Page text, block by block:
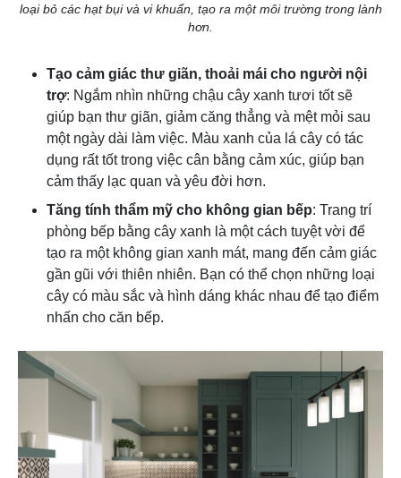
loại bỏ các hạt bụi và vi khuẩn, tạo ra một môi trường trong lành
hơn.
Tạo cảm giác thư giãn, thoải mái cho người nội
trợ: Ngắm nhìn những chậu cây xanh tươi tốt sẽ
giúp bạn thư giãn, giảm căng thẳng và mệt mỏi sau
một ngày dài làm việc. Màu xanh của lá cây có tác
dụng rất tốt trong việc cân bằng cảm xúc, giúp bạn
cảm thấy lạc quan và yêu đời hơn.
Tăng tính thẩm mỹ cho không gian bếp: Trang trí
phòng bếp bằng cây xanh là một cách tuyệt vời để
tạo ra một không gian xanh mát, mang đến cảm giác
gần gũi với thiên nhiên. Bạn có thể chọn những loại
cây có màu sắc và hình dáng khác nhau để tạo điểm
nhấn cho căn bếp.